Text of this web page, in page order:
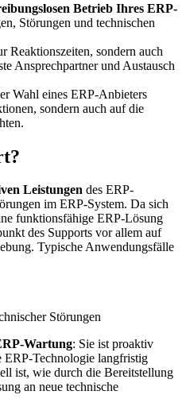
Betrieb Ihres ERP-
Störungen und technischen
Reaktionszeiten, sondern auch
Ansprechpartner und Austausch
Wahl eines ERP-Anbieters
sondern auch auf die
Leistungen des ERP-
im ERP-System. Da sich
funktionsfähige ERP-Lösung
des Supports vor allem auf
Typische Anwendungsfälle
Störungen
Wartung: Sie ist proaktiv
ERP-Technologie langfristig
ist, wie durch die Bereitstellung
an neue technische